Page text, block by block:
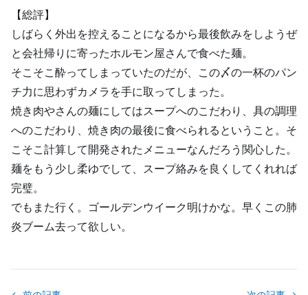
【総評】
しばらく外出を控えることになるから最後飲みをしようぜ
と会社帰りに寄ったホルモン屋さんで食べた麺。
そこそこ酔ってしまっていたのだが、この〆の一杯のパン
チ力に思わずカメラを手に取ってしまった。
焼き肉やさんの麺にしてはスープへのこだわり、具の調理
へのこだわり、焼き肉の最後に食べられるということ。そ
こそこ計算して開発されたメニューなんだろう関心した。
麺をもう少し柔ゆでして、スープ絡みを良くしてくれれば
完璧。
でもまた行く。ゴールデンウイーク明けかな。早くこの肺
炎ブーム去って欲しい。